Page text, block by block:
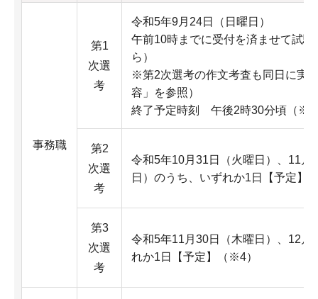
事務職
第1
次選
考
令和5年9月24日（日曜日）
午前10時までに受付を済ませて試
ら）
※第2次選考の作文考査も同日に実
容」を参照）
終了予定時刻 午後2時30分頃（※2
第2
次選
考
令和5年10月31日（火曜日）、11月
日）のうち、いずれか1日【予定】
第3
次選
考
令和5年11月30日（木曜日）、12月
れか1日【予定】（※4）